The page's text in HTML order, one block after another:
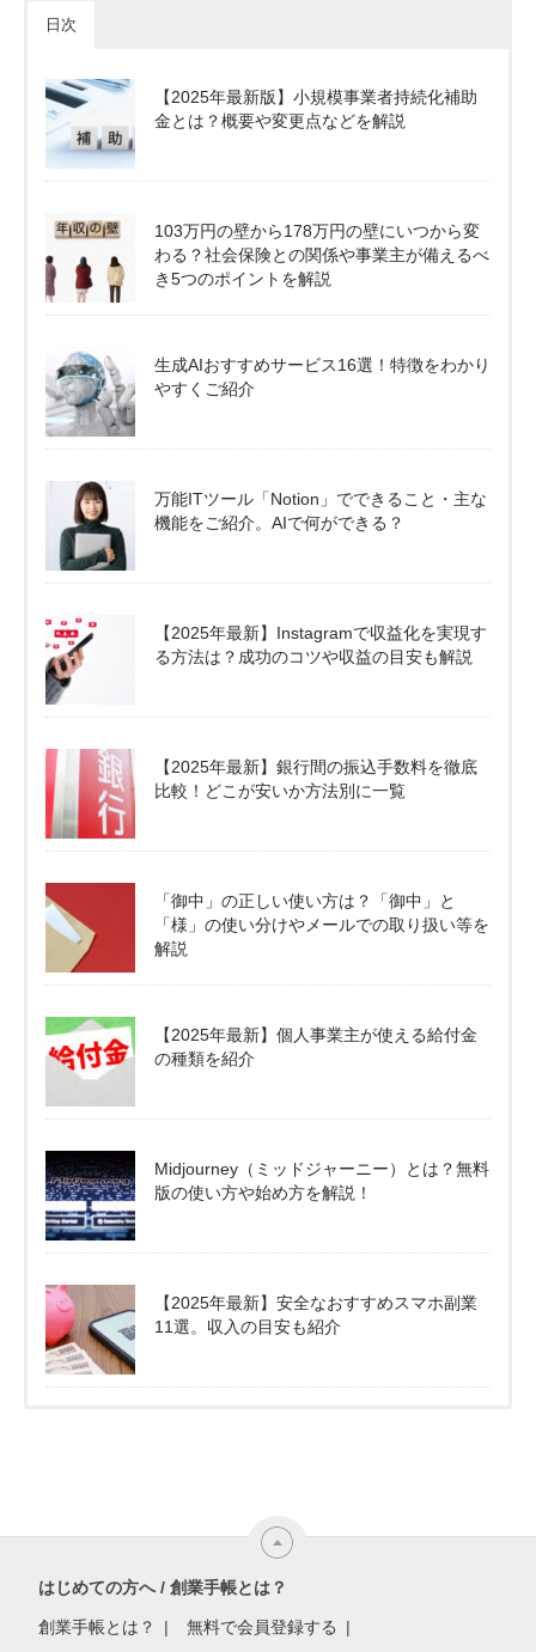
日次
【2025年最新版】小規模事業者持続化補助
金とは？概要や変更点などを解説
103万円の壁から178万円の壁にいつから変
わる？社会保険との関係や事業主が備えるべ
き5つのポイントを解説
生成AIおすすめサービス16選！特徴をわかり
やすくご紹介
万能ITツール「Notion」でできること・主な
機能をご紹介。AIで何ができる？
【2025年最新】Instagramで収益化を実現す
る方法は？成功のコツや収益の目安も解説
【2025年最新】銀行間の振込手数料を徹底
比較！どこが安いか方法別に一覧
「御中」の正しい使い方は？「御中」と
「様」の使い分けやメールでの取り扱い等を
解説
【2025年最新】個人事業主が使える給付金
の種類を紹介
Midjourney（ミッドジャーニー）とは？無料
版の使い方や始め方を解説！
【2025年最新】安全なおすすめスマホ副業
11選。収入の目安も紹介
はじめての方へ / 創業手帳とは？
創業手帳とは？ 無料で会員登録する